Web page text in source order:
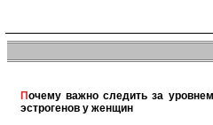
Почему важно следить за уровнем
эстрогенов у женщин